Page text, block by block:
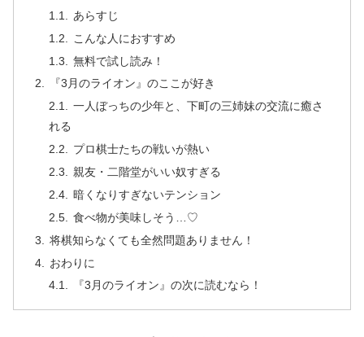
あらすじ
こんな人におすすめ
無料で試し読み！
『3月のライオン』のここが好き
一人ぼっちの少年と、下町の三姉妹の交流に癒さ
れる
プロ棋士たちの戦いが熱い
親友・二階堂がいい奴すぎる
暗くなりすぎないテンション
食べ物が美味しそう…♡
将棋知らなくても全然問題ありません！
おわりに
『3月のライオン』の次に読むなら！